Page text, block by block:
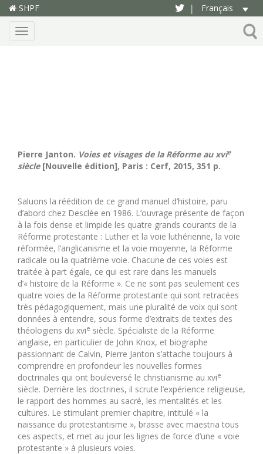
SHPF | Français
Menu
Pierre Janton. Voies et visages de la Réforme au xvie
siècle [Nouvelle édition], Paris : Cerf, 2015, 351 p.
Saluons la réédition de ce grand manuel d’histoire, paru
d’abord chez Desclée en 1986. L’ouvrage présente de façon
à la fois dense et limpide les quatre grands courants de la
Réforme protestante : Luther et la voie luthérienne, la voie
réformée, l’anglicanisme et la voie moyenne, la Réforme
radicale ou la quatrième voie. Chacune de ces voies est
traitée à part égale, ce qui est rare dans les manuels
d’« histoire de la Réforme ». Ce ne sont pas seulement ces
quatre voies de la Réforme protestante qui sont retracées
très pédagogiquement, mais une pluralité de voix qui sont
données à entendre, sous forme d’extraits de textes des
théologiens du xvie siècle. Spécialiste de la Réforme
anglaise, en particulier de John Knox, et biographe
passionnant de Calvin, Pierre Janton s’attache toujours à
comprendre en profondeur les nouvelles formes
doctrinales qui ont bouleversé le christianisme au xvie
siècle. Derrière les doctrines, il scrute l’expérience religieuse,
le rapport des hommes au sacré, les mentalités et les
cultures. Le stimulant premier chapitre, intitulé « la
naissance du protestantisme », brasse avec maestria tous
ces aspects, et met au jour les lignes de force d’une « voie
protestante » à plusieurs voies.